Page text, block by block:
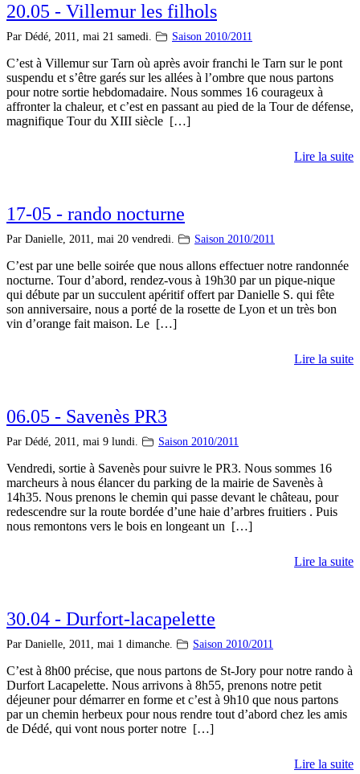
20.05 - Villemur les filhols
Par Dédé, 2011, mai 21 samedi. Saison 2010/2011
C’est à Villemur sur Tarn où après avoir franchi le Tarn sur le pont
suspendu et s’être garés sur les allées à l’ombre que nous partons
pour notre sortie hebdomadaire. Nous sommes 16 courageux à
affronter la chaleur, et c’est en passant au pied de la Tour de défense,
magnifique Tour du XIII siècle […]
Lire la suite
17-05 - rando nocturne
Par Danielle, 2011, mai 20 vendredi. Saison 2010/2011
C’est par une belle soirée que nous allons effectuer notre randonnée
nocturne. Tour d’abord, rendez-vous à 19h30 par un pique-nique
qui débute par un succulent apéritif offert par Danielle S. qui fête
son anniversaire, nous a porté de la rosette de Lyon et un très bon
vin d’orange fait maison. Le […]
Lire la suite
06.05 - Savenès PR3
Par Dédé, 2011, mai 9 lundi. Saison 2010/2011
Vendredi, sortie à Savenès pour suivre le PR3. Nous sommes 16
marcheurs à nous élancer du parking de la mairie de Savenès à
14h35. Nous prenons le chemin qui passe devant le château, pour
redescendre sur la route bordée d’une haie d’arbres fruitiers . Puis
nous remontons vers le bois en longeant un […]
Lire la suite
30.04 - Durfort-lacapelette
Par Danielle, 2011, mai 1 dimanche. Saison 2010/2011
C’est à 8h00 précise, que nous partons de St-Jory pour notre rando à
Durfort Lacapelette. Nous arrivons à 8h55, prenons notre petit
déjeuner pour démarrer en forme et c’est à 9h10 que nous partons
par un chemin herbeux pour nous rendre tout d’abord chez les amis
de Dédé, qui vont nous porter notre […]
Lire la suite